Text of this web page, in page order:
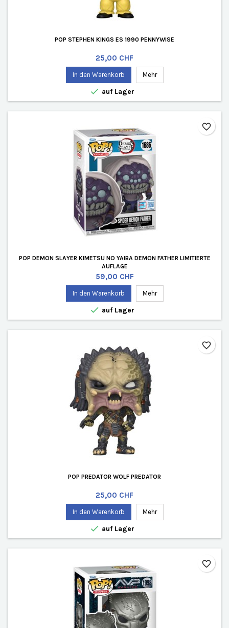
POP STEPHEN KINGS ES 1990 PENNYWISE
Preis
25,00 CHF
In den Warenkorb Mehr
 auf Lager
POP DEMON SLAYER KIMETSU NO YAIBA DEMON FATHER LIMITIERTE
AUFLAGE
Preis
59,00 CHF
In den Warenkorb Mehr
 auf Lager
favorite_border
POP PREDATOR WOLF PREDATOR
Preis
25,00 CHF
In den Warenkorb Mehr
 auf Lager
favorite_border
favorite_border